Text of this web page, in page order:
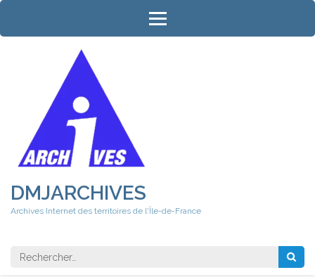
Aller
contenu
DMJARCHIVES
Archives Internet des territoires de l'Île-de-France
Rechercher